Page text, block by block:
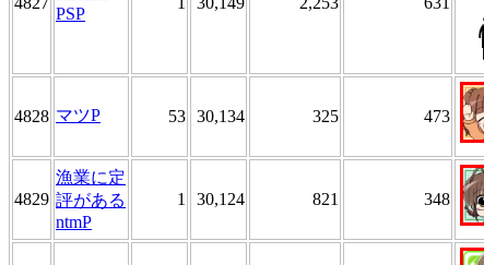
PSP
4828 マツP 53 30,134 325 473
4829
漁業に定
評がある
ntmP
1 30,124 821 348